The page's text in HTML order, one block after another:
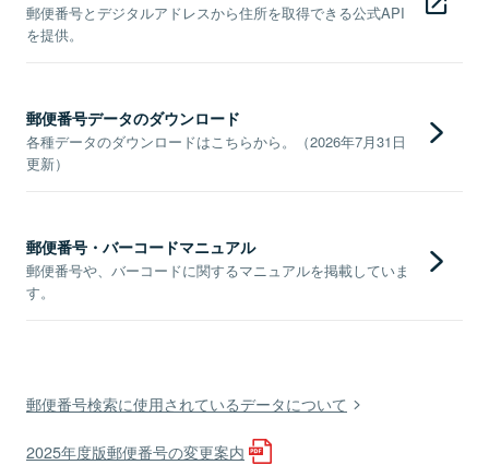
郵便番号とデジタルアドレスから住所を取得できる公式API
を提供。
郵便番号データのダウンロード
各種データのダウンロードはこちらから。（2026年7月31日
更新）
郵便番号・バーコードマニュアル
郵便番号や、バーコードに関するマニュアルを掲載していま
す。
郵便番号検索に使用されているデータについて
2025年度版郵便番号の変更案内